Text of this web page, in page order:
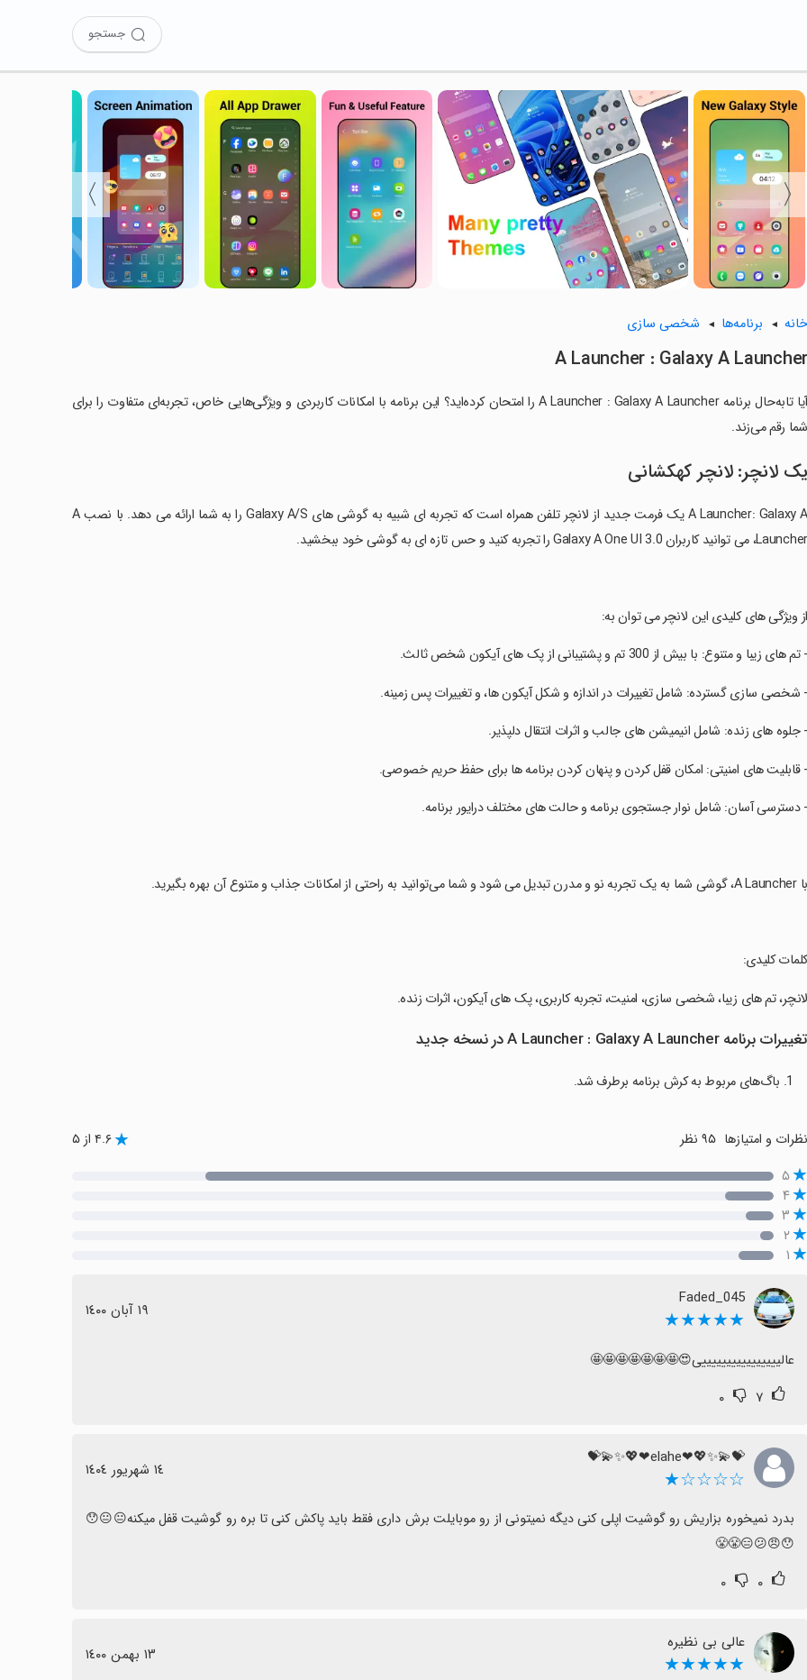
جستجو
〈
〉
خانه برنامه‌ها شخصی سازی
A Launcher : Galaxy A Launcher
آیا تابه‌حال برنامه A Launcher : Galaxy A Launcher را امتحان کرده‌اید؟ این برنامه با امکانات کاربردی و ویژگی‌هایی خاص، تجربه‌ای متفاوت را برای
شما رقم می‌زند.
یک لانچر: لانچر کهکشانی
A Launcher: Galaxy A یک فرمت جدید از لانچر تلفن همراه است که تجربه ای شبیه به گوشی های Galaxy A/S را به شما ارائه می دهد. با نصب A
Launcher، می توانید کاربران Galaxy A One UI 3.0 را تجربه کنید و حس تازه ای به گوشی خود ببخشید.
‏از ویژگی های کلیدی این لانچر می توان به:
‏- تم های زیبا و متنوع: با بیش از 300 تم و پشتیبانی از پک های آیکون شخص ثالث.
‏- شخصی سازی گسترده: شامل تغییرات در اندازه و شکل آیکون ها، و تغییرات پس زمینه.
‏- جلوه های زنده: شامل انیمیشن های جالب و اثرات انتقال دلپذیر.
‏- قابلیت های امنیتی: امکان قفل کردن و پنهان کردن برنامه ها برای حفظ حریم خصوصی.
‏- دسترسی آسان: شامل نوار جستجوی برنامه و حالت های مختلف درایور برنامه.
‏با A Launcher، گوشی شما به یک تجربه نو و مدرن تبدیل می شود و شما می‌توانید به راحتی از امکانات جذاب و متنوع آن بهره بگیرید.
‏کلمات کلیدی:
‏لانچر، تم های زیبا، شخصی سازی، امنیت، تجربه کاربری، پک های آیکون، اثرات زنده.
تغییرات برنامه A Launcher : Galaxy A Launcher در نسخه جدید
1. باگ‌های مربوط به کرش برنامه برطرف شد.
نظرات و امتیازها ۹۵ نظر ۴.۶ از ۵
۵
۴
۳
۲
۱
Faded_045
★★★★★ ١٩ آبان ١٤٠٠
عالییییییییییییییییی😍🤩🤩🤩🤩🤩🤩🤩
۷ ۰
💝💫✨💖❤elahe❤💖✨💫💝
☆☆☆☆★ ١٤ شهریور ١٤٠٤
بدرد نمیخوره بزاریش رو گوشیت اپلی کنی دیگه نمیتونی از رو موبایلت برش داری فقط باید پاکش کنی تا بره رو گوشیت قفل میکنه😐😐😯
😯😠😕😑😤😤
۰ ۰
عالی بی نظیره
★★★★★ ١٣ بهمن ١٤٠٠